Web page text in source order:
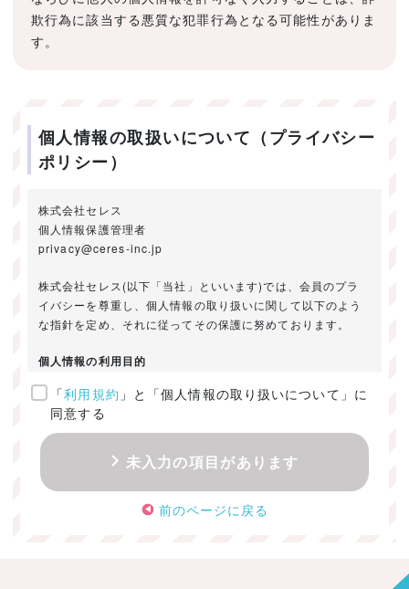
欺行為に該当する悪質な犯罪行為となる可能性がありま
す。
個人情報の取扱いについて（プライバシー
ポリシー）
株式会社セレス
個人情報保護管理者
privacy@ceres-inc.jp
株式会社セレス(以下「当社」といいます)では、会員のプラ
イバシーを尊重し、個人情報の取り扱いに関して以下のよう
な指針を定め、それに従ってその保護に努めております。
個人情報の利用目的
ご提供いただきました個人情報は、以下のためにのみ利用い
たします。
・お問い合わせに対する回答及び資料送付のご連絡
・当社のお客様向けサービスの提供
・本人確認
・サービスの開発・改善のための分析
「利用規約 」と「個人情報の取り扱いについて」に
同意する
未入力の項目があります
前のページに戻る